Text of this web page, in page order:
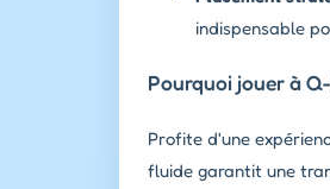
indispensable
Pourquoi jouer à
Profite d'une
fluide garantit une